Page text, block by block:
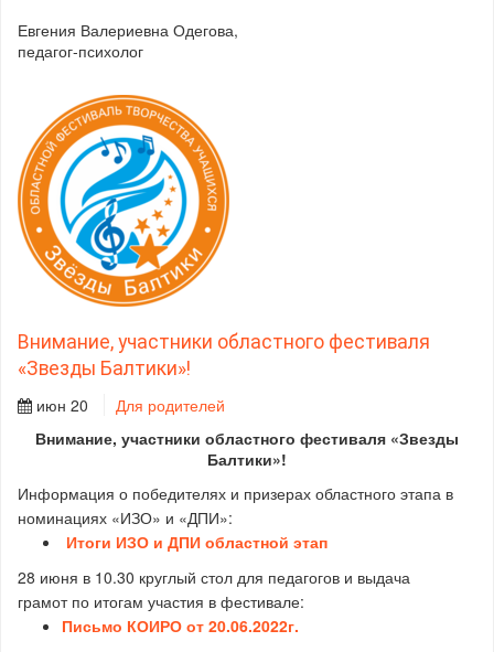
Евгения Валериевна Одегова,
педагог-психолог
Внимание, участники областного фестиваля
«Звезды Балтики»!
июн 20
Для родителей
Внимание, участники областного фестиваля «Звезды
Балтики»!
Информация о победителях и призерах областного этапа в
номинациях «ИЗО» и «ДПИ»:
Итоги ИЗО и ДПИ областной этап
28 июня в 10.30 круглый стол для педагогов и выдача
грамот по итогам участия в фестивале:
Письмо КОИРО от 20.06.2022г.